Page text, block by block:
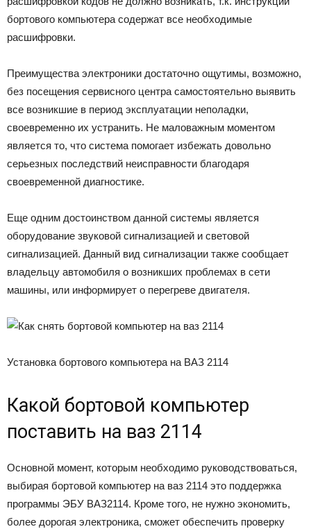
бортового компьютера содержат все необходимые
расшифровки.
Преимущества электроники достаточно ощутимы, возможно,
без посещения сервисного центра самостоятельно выявить
все возникшие в период эксплуатации неполадки,
своевременно их устранить. Не маловажным моментом
является то, что система помогает избежать довольно
серьезных последствий неисправности благодаря
своевременной диагностике.
Еще одним достоинством данной системы является
оборудование звуковой сигнализацией и световой
сигнализацией. Данный вид сигнализации также сообщает
владельцу автомобиля о возникших проблемах в сети
машины, или информирует о перегреве двигателя.
Установка бортового компьютера на ВАЗ 2114
Какой бортовой компьютер
поставить на ваз 2114
Основной момент, которым необходимо руководствоваться,
выбирая бортовой компьютер на ваз 2114 это поддержка
программы ЭБУ ВАЗ2114. Кроме того, не нужно экономить,
более дорогая электроника, сможет обеспечить проверку